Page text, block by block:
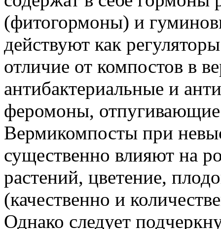
(фитогормоны) и
действуют как
отличие от компостов в
антибактериальные и
феромоны,
Вермикомпосты при
существенно влияют на
растений, цветение,
(качественно и
Однако следует